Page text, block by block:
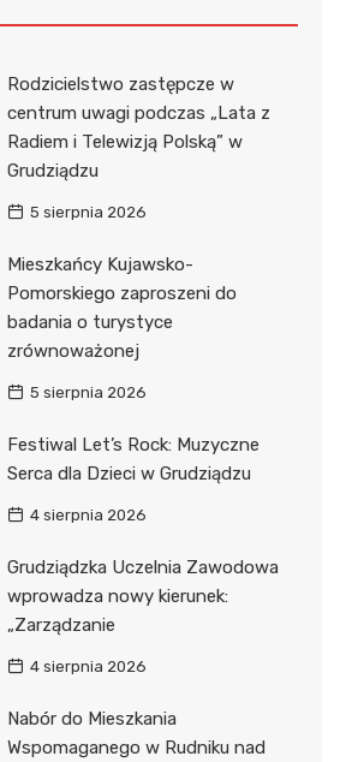
Rodzicielstwo zastępcze w
centrum uwagi podczas „Lata z
Radiem i Telewizją Polską” w
Grudziądzu
5 sierpnia 2026
Mieszkańcy Kujawsko-
Pomorskiego zaproszeni do
badania o turystyce
zrównoważonej
5 sierpnia 2026
Festiwal Let’s Rock: Muzyczne
Serca dla Dzieci w Grudziądzu
4 sierpnia 2026
Grudziądzka Uczelnia Zawodowa
wprowadza nowy kierunek:
„Zarządzanie
4 sierpnia 2026
Nabór do Mieszkania
Wspomaganego w Rudniku nad